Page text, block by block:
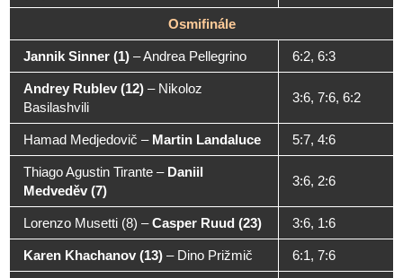
Osmifinále
Jannik Sinner (1) –Andrea Pellegrino 6:2, 6:3
Andrey Rublev (12) – Nikoloz
Basilashvili
3:6, 7:6, 6:2
Hamad Medjedovič – Martin Landaluce 5:7, 4:6
Thiago Agustin Tirante – Daniil
Medveděv (7)
3:6, 2:6
Lorenzo Musetti (8) –Casper Ruud (23) 3:6, 1:6
Karen Khachanov (13) – Dino Prižmič 6:1, 7:6